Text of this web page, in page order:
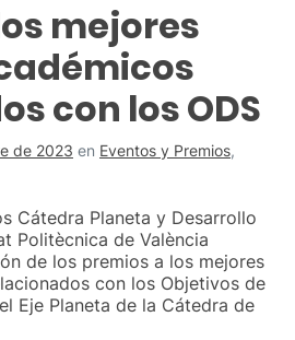
mejores
con los ODS
de 2023 en Eventos y Premios,
Cátedra Planeta y Desarrollo
Politècnica de València
de los premios a los mejores
con los Objetivos de
Eje Planeta de la Cátedra de